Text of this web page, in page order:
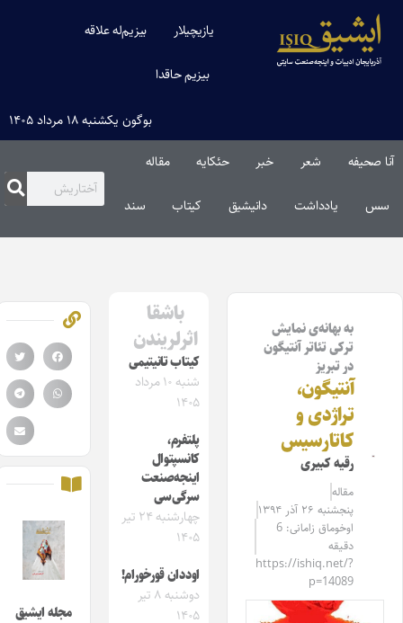
یازیچیلار بیزیم‌له علاقه
بیزیم حاقدا
بوگون یکشنبه ۱۸ مرداد ۱۴۰۵
آنا صحیفه شعر خبر حئکایه مقاله‌
سس یادداشت دانیشیق کیتاب سند
به بهانه‌ی نمایش
ترکی تئاتر آنتیگون
در تبریز
آنتیگون،
تراژدی و
کاتارسیس
رقیه کبیری
مقاله‌
پنجشنبه ۲۶ آذر ۱۳۹۴
اوخوماق زامانی: 6
دقیقه
https://ishiq.net/?
p=14089
باشقا
اثرلریندن
کیتاب تانیتیمی
شنبه ۱۰ مرداد
۱۴۰۵
پلتفرم،
کانسپتوال
اینجه‌صنعت
سرگی‌سی
چهارشنبه ۲۴ تیر
۱۴۰۵
اوددان قورخورام!
دوشنبه ۸ تیر
۱۴۰۵
مجله ایشیق